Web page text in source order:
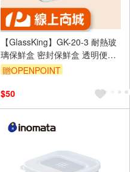
【GlassKing】GK-20-3 耐熱玻
璃保鮮盒 密封保鮮盒 透明便當
盒 玻璃便當盒 健康餐盒
贈OPENPOINT
$50